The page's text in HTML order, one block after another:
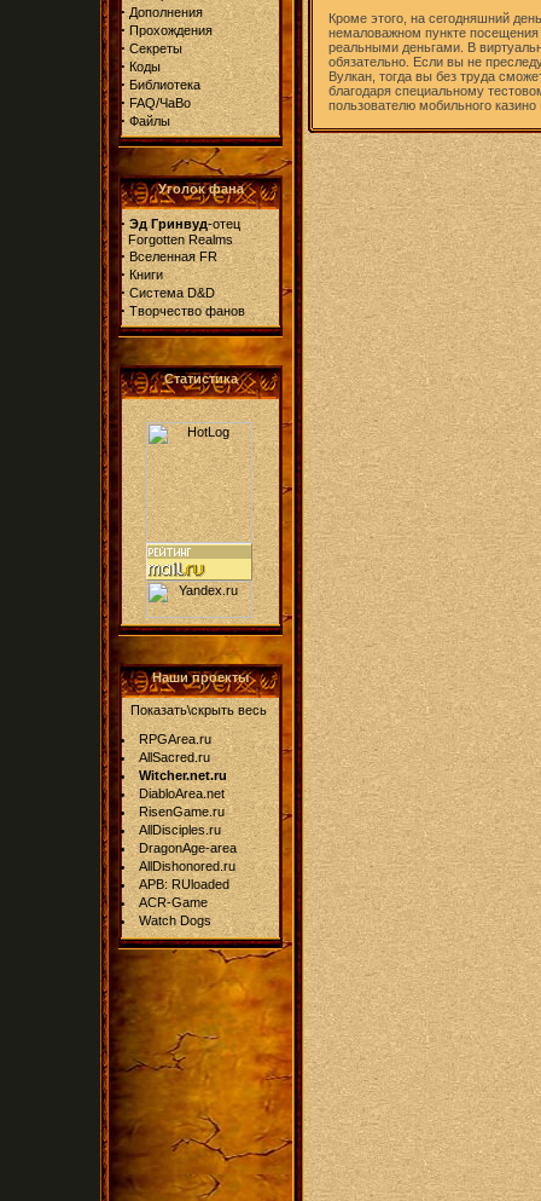
· Дополнения
· Прохождения
· Секреты
· Коды
· Библиотека
· FAQ/ЧаВо
· Файлы
Уголок фана
· Эд Гринвуд-отец
Forgotten Realms
· Вселенная FR
· Книги
· Система D&D
· Творчество фанов
Статистика
Наши проекты
Показать\скрыть весь
RPGArea.ru
AllSacred.ru
Witcher.net.ru
DiabloArea.net
RisenGame.ru
AllDisciples.ru
DragonAge-area
AllDishonored.ru
APB: RUloaded
ACR-Game
Watch Dogs
Кроме этого, на сегодняшний
немаловажном пункте посещения
реальными деньгами. В
обязательно. Если вы не
Вулкан, тогда вы без труда
благодаря специальному
пользователю мобильного казино